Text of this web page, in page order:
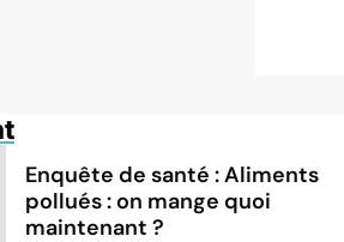
Enquête de santé : Aliments
pollués : on mange quoi
maintenant ?